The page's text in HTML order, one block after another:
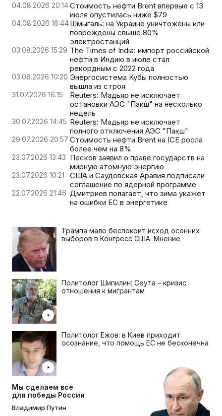
04.08.2026 20:14Стоимость нефти Brent впервые с 13
июля опустилась ниже $79
04.08.2026 16:44Шмыгаль: на Украине уничтожены или
повреждены свыше 80%
электростанций
03.08.2026 15:29 The Times of India: импорт российской
нефти в Индию в июле стал
рекордным с 2022 года
03.08.2026 10:20 Энергосистема Кубы полностью
вышла из строя
31.07.2026 16:15
Reuters: Мадьяр не исключает
остановки АЭС "Пакш" на несколько
недель
30.07.2026 14:45 Reuters: Мадьяр не исключает
полного отключения АЭС "Пакш"
29.07.2026 20:57 Стоимость нефти Brent на ICE росла
более чем на 8%
23.07.2026 13:43 Песков заявил о праве государств на
мирную атомную энергию
23.07.2026 10:21
США и Саудовская Аравия подписали
соглашение по ядерной программе
22.07.2026 21:46 Дмитриев полагает, что зима укажет
на ошибки ЕС в энергетике
Трампа мало беспокоит исход осенних
выборов в Конгресс США. Мнение
Политолог Шипилин: Сеута – кризис
отношения к мигрантам
Политолог Ежов: в Киев приходит
осознание, что помощь ЕС не бесконечна
Мы сделаем все
для победы России
Владимир Путин